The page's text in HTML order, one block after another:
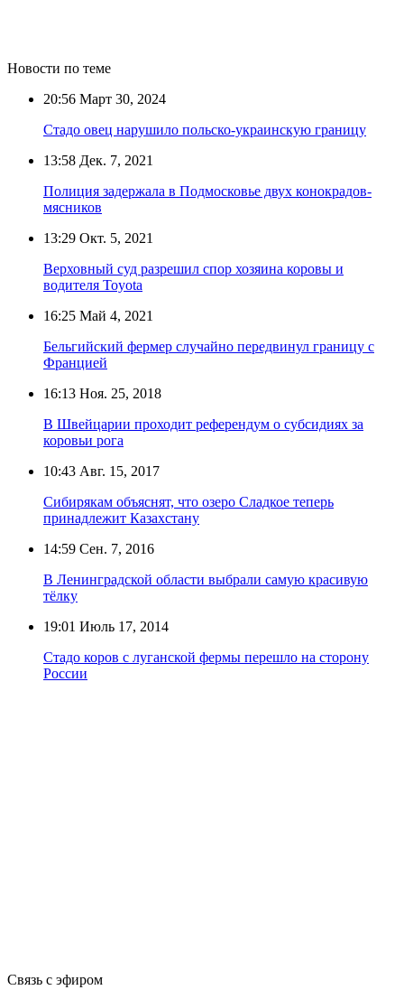
Новости по теме
20:56 Март 30, 2024
Стадо овец нарушило польско-украинскую границу
13:58 Дек. 7, 2021
Полиция задержала в Подмосковье двух конокрадов-
мясников
13:29 Окт. 5, 2021
Верховный суд разрешил спор хозяина коровы и
водителя Toyota
16:25 Май 4, 2021
Бельгийский фермер случайно передвинул границу с
Францией
16:13 Ноя. 25, 2018
В Швейцарии проходит референдум о субсидиях за
коровьи рога
10:43 Авг. 15, 2017
Сибирякам объяснят, что озеро Сладкое теперь
принадлежит Казахстану
14:59 Сен. 7, 2016
В Ленинградской области выбрали самую красивую
тёлку
19:01 Июль 17, 2014
Стадо коров с луганской фермы перешло на сторону
России
Связь с эфиром